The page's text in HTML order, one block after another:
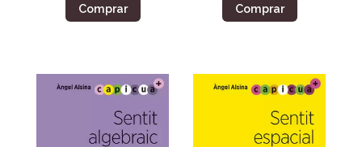
Comprar Comprar